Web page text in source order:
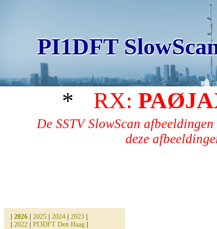
PI1DFT
* RX:
De SSTV SlowScan
deze
2026 2025 2024 2023
2022 PI3DFT Den Haag